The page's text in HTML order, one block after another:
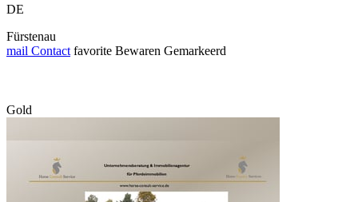
DE
Fürstenau
mail Contact favorite Bewaren Gemarkeerd
Gold